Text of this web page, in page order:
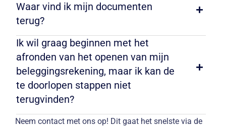
Waar vind ik mijn documenten
terug?
Ik wil graag beginnen met het
afronden van het openen van mijn
beleggingsrekening, maar ik kan de
te doorlopen stappen niet
terugvinden?
Neem contact met ons op! Dit gaat het snelste via de